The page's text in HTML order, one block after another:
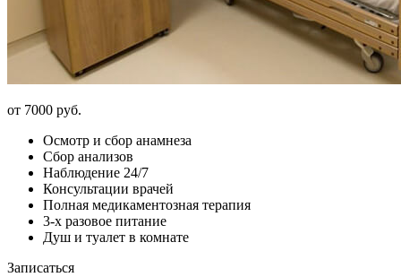
от 7000 руб.
Осмотр и сбор анамнеза
Сбор анализов
Наблюдение 24/7
Консультации врачей
Полная медикаментозная терапия
3-х разовое питание
Душ и туалет в комнате
Записаться